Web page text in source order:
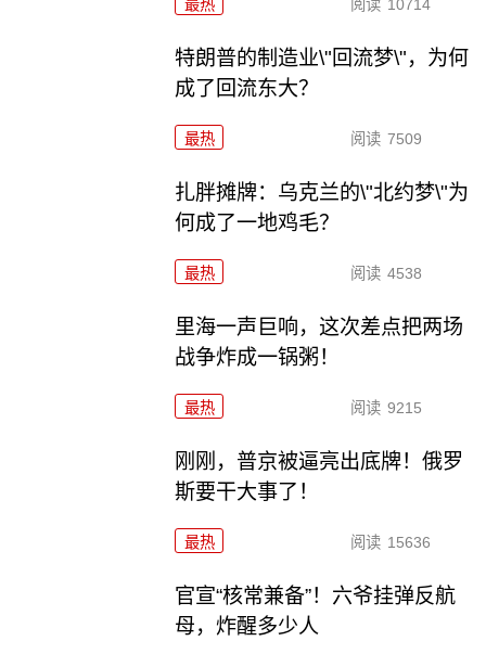
最热 阅读 10714
特朗普的制造业\"回流梦\"，为何
成了回流东大？
最热 阅读 7509
扎胖摊牌：乌克兰的\"北约梦\"为
何成了一地鸡毛？
最热 阅读 4538
里海一声巨响，这次差点把两场
战争炸成一锅粥！
最热 阅读 9215
刚刚，普京被逼亮出底牌！俄罗
斯要干大事了！
最热 阅读 15636
官宣“核常兼备”！六爷挂弹反航
母，炸醒多少人